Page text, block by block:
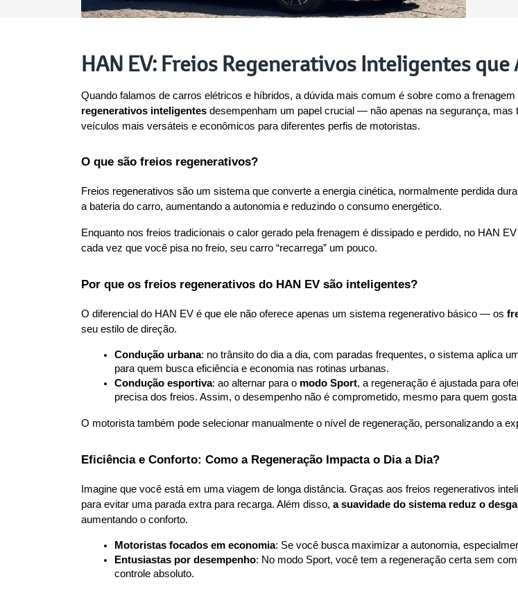
HAN EV: Freios Regenerativos Inteligentes
Quando falamos de carros elétricos e híbridos, a dúvida mais comum é sobre como a
regenerativos inteligentes desempenham um papel crucial — não apenas na segurança,
veículos mais versáteis e econômicos para diferentes perfis de motoristas.
O que são freios regenerativos?
Freios regenerativos são um sistema que converte a energia cinética, normalmente perdida
a bateria do carro, aumentando a autonomia e reduzindo o consumo energético.
Enquanto nos freios tradicionais o calor gerado pela frenagem é dissipado e perdido, no HAN
cada vez que você pisa no freio, seu carro “recarrega” um pouco.
Por que os freios regenerativos do HAN EV são inteligentes?
O diferencial do HAN EV é que ele não oferece apenas um sistema regenerativo básico — os
seu estilo de direção.
Condução urbana: no trânsito do dia a dia, com paradas frequentes, o sistema aplica
para quem busca eficiência e economia nas rotinas urbanas.
Condução esportiva: ao alternar para o modo Sport, a regeneração é ajustada para
precisa dos freios. Assim, o desempenho não é comprometido, mesmo para quem gosta
O motorista também pode selecionar manualmente o nível de regeneração, personalizando a
Eficiência e Conforto: Como a Regeneração Impacta o Dia a Dia?
Imagine que você está em uma viagem de longa distância. Graças aos freios regenerativos
para evitar uma parada extra para recarga. Além disso, a suavidade do sistema reduz o
aumentando o conforto.
Motoristas focados em economia: Se você busca maximizar a autonomia,
Entusiastas por desempenho: No modo Sport, você tem a regeneração certa sem
controle absoluto.